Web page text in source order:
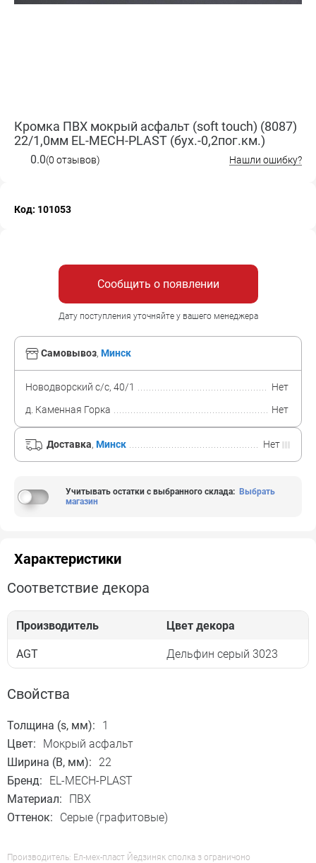
Кромка ПВХ мокрый асфальт (soft touch) (8087)
22/1,0мм EL-MECH-PLAST (бух.-0,2пог.км.)
0.0(0 отзывов) Нашли ошибку?
Код: 101053
Сообщить о появлении
Дату поступления уточняйте у вашего менеджера
Самовывоз, Минск
Новодворский с/с, 40/1
Нет
д. Каменная Горка
Нет
Доставка, Минск Нет
Учитывать остатки с выбранного склада: Выбрать
магазин
Характеристики
Соответствие декора
Производитель Цвет декора
AGT Дельфин серый 3023
Свойства
Толщина (s, мм):
1
Цвет:
Мокрый асфальт
Ширина (B, мм):
22
Бренд:
EL-MECH-PLAST
Материал:
ПВХ
Оттенок:
Серые (графитовые)
Производитель: Ел-мех-пласт Йедзиняк сполка з ограничоно